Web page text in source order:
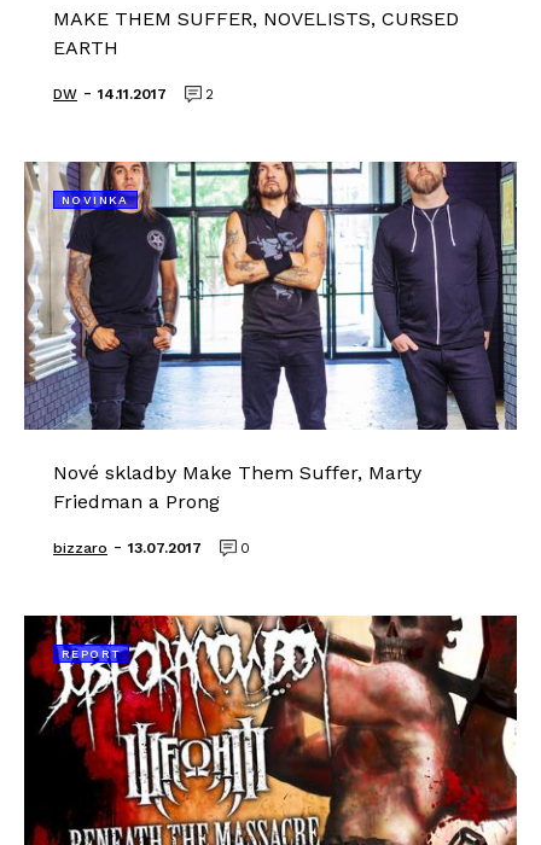
MAKE THEM SUFFER, NOVELISTS, CURSED
EARTH
DW - 14.11.2017 2
NOVINKA
Nové skladby Make Them Suffer, Marty
Friedman a Prong
bizzaro - 13.07.2017 0
REPORT